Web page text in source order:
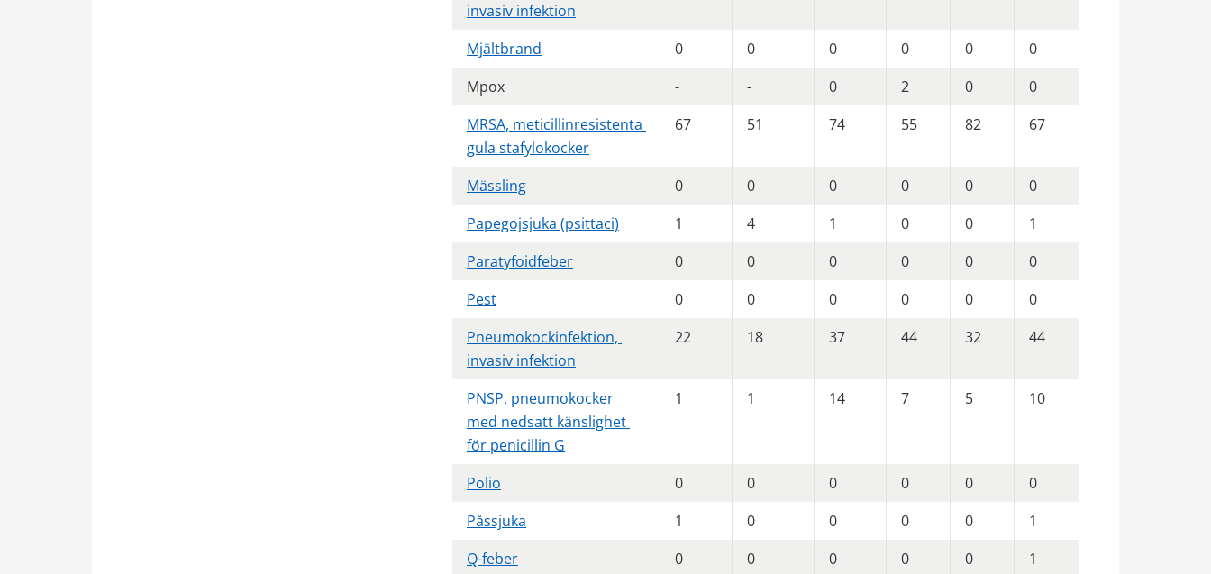
invasiv infektion
Mjältbrand 0 0 0 0 0
0
Mpox
- - 0 2 0
0
MRSA, meticillinresistenta
gula stafylokocker
67 51 74 55 82 67
Mässling 0 0 0 0 0
0
Papegojsjuka (psittaci)
1 4 1 0 0
1
Paratyfoidfeber
0 0 0 0 0
0
Pest
0 0 0 0 0
0
Pneumokockinfektion,
invasiv infektion
22 18 37 44 32 44
PNSP, pneumokocker
med nedsatt känslighet
för penicillin G
1 1 14 7 5 10
Polio 0 0 0 0 0
0
Påssjuka
1 0 0 0 0
1
Q-feber
0 0 0 0 0
1